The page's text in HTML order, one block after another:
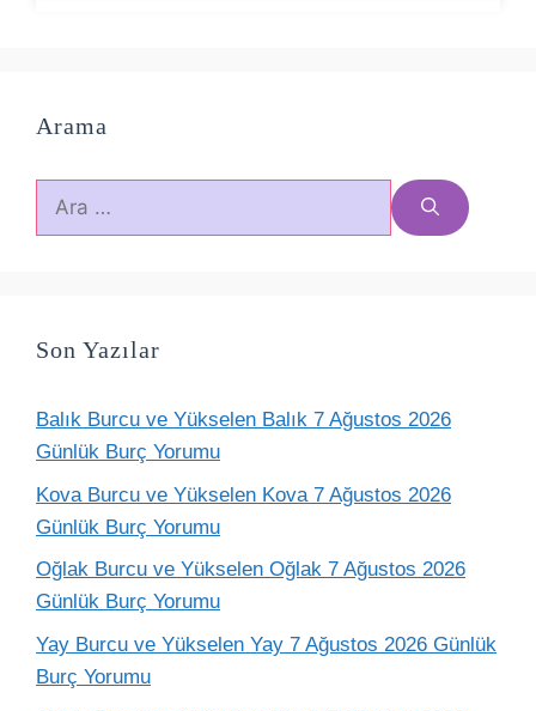
Arama
için
Son Yazılar
Balık Burcu ve Yükselen Balık 7 Ağustos 2026
Günlük Burç Yorumu
Kova Burcu ve Yükselen Kova 7 Ağustos 2026
Günlük Burç Yorumu
Oğlak Burcu ve Yükselen Oğlak 7 Ağustos 2026
Günlük Burç Yorumu
Yay Burcu ve Yükselen Yay 7 Ağustos 2026 Günlük
Burç Yorumu